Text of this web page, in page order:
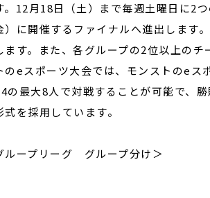
。12月18日（土）まで毎週土曜日に2
）に開催するファイナルへ進出しま
ます。また、各グループの2位以上の
のeスポーツ大会では、モンストのeス
の最大8人で対戦することが可能で、
式を採用しています。
ループリーグ グループ分け＞